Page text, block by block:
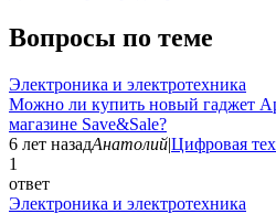
Вопросы по теме
Электроника и электротехника
Можно ли купить новый гаджет
магазине Save&Sale?
6 лет назадАнатолий|Цифровая
1
ответ
Электроника и электротехника